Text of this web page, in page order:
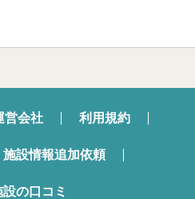
営会社 利用規約
施設情報追加依頼
の口コミ